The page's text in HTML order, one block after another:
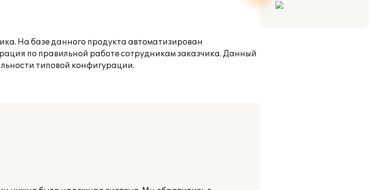
На базе данного продукта автоматизирован
по правильной работе сотрудникам заказчика. Данный
типовой конфигурации.